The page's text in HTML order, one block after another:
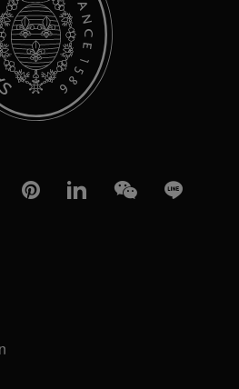
PinterestlinkedInWeChatLine